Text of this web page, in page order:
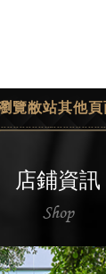
覽敝站其他
店鋪資訊
Shop